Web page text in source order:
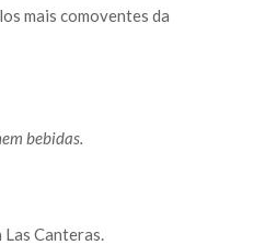
mais comoventes da
bebidas.
Canteras.